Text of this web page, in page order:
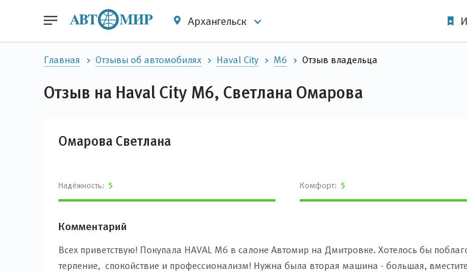
Архангельск
Главная Отзывы об автомобилях Haval City M6 Отзыв владельца
Отзыв на Haval City M6, Светлана Омарова
Омарова Светлана
Надёжность: 5 Комфорт: 5
Комментарий
Всех приветствую! Покупала HAVAL M6 в салоне Автомир на Дмитровке. Хотелось бы
терпение, спокойствие и профессионализм! Нужна была вторая машина - большая,